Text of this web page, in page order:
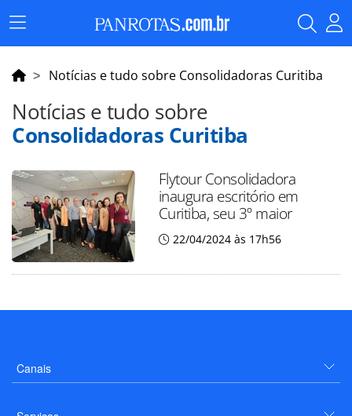
Menu
Principal
Notícias e tudo sobre Consolidadoras Curitiba
Notícias e tudo sobre
Consolidadoras Curitiba
Flytour Consolidadora
inaugura escritório em
Curitiba, seu 3º maior
22/04/2024 às 17h56
Canais